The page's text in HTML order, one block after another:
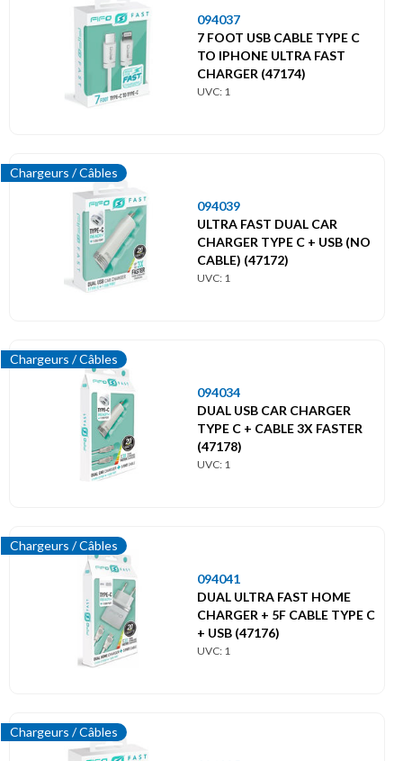
094037
7 FOOT USB CABLE TYPE C
TO IPHONE ULTRA FAST
CHARGER (47174)
UVC: 1
Chargeurs / Câbles
094039
ULTRA FAST DUAL CAR
CHARGER TYPE C + USB (NO
CABLE) (47172)
UVC: 1
Chargeurs / Câbles
094034
DUAL USB CAR CHARGER
TYPE C + CABLE 3X FASTER
(47178)
UVC: 1
Chargeurs / Câbles
094041
DUAL ULTRA FAST HOME
CHARGER + 5F CABLE TYPE C
+ USB (47176)
UVC: 1
Chargeurs / Câbles